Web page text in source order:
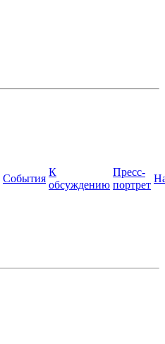
События
К
обсуждению
Пресс-
портрет